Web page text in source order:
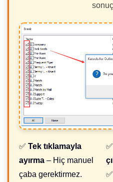
✅ Tek tıklamayla
ayırma – Hiç manuel
çaba gerektirmez.
✅